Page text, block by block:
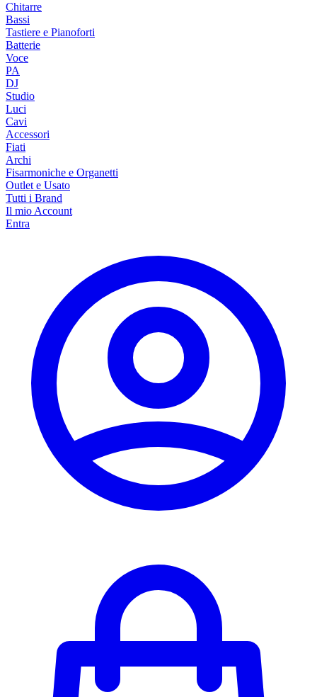
Chitarre
Bassi
Tastiere e Pianoforti
Batterie
Voce
PA
DJ
Studio
Luci
Cavi
Accessori
Fiati
Archi
Fisarmoniche e Organetti
Outlet e Usato
Tutti i Brand
Il mio Account
Entra